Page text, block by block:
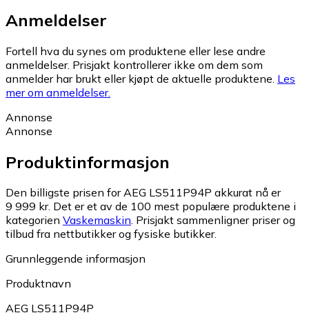
Anmeldelser
Fortell hva du synes om produktene eller lese andre
anmeldelser. Prisjakt kontrollerer ikke om dem som
anmelder har brukt eller kjøpt de aktuelle produktene. Les
mer om anmeldelser.
Annonse
Annonse
Produktinformasjon
Den billigste prisen for AEG LS511P94P akkurat nå er
9 999 kr. Det er et av de 100 mest populære produktene i
kategorien Vaskemaskin. Prisjakt sammenligner priser og
tilbud fra nettbutikker og fysiske butikker.
Grunnleggende informasjon
Produktnavn
AEG LS511P94P